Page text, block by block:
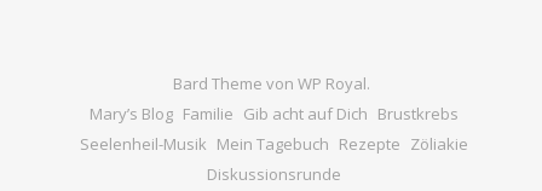
Bard Theme von WP Royal.
Mary’s Blog Familie Gib acht auf Dich Brustkrebs
Seelenheil-Musik Mein Tagebuch Rezepte Zöliakie
Diskussionsrunde